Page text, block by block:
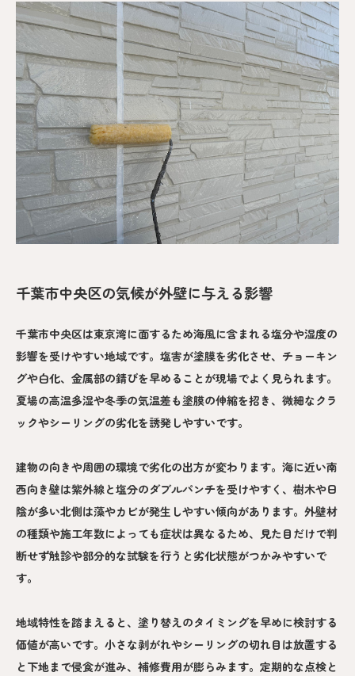
千葉市中央区の気候が外壁に与える影響
千葉市中央区は東京湾に面するため海風に含まれる塩分や湿度の
影響を受けやすい地域です。塩害が塗膜を劣化させ、チョーキン
グや白化、金属部の錆びを早めることが現場でよく見られます。
夏場の高温多湿や冬季の気温差も塗膜の伸縮を招き、微細なクラ
ックやシーリングの劣化を誘発しやすいです。
建物の向きや周囲の環境で劣化の出方が変わります。海に近い南
西向き壁は紫外線と塩分のダブルパンチを受けやすく、樹木や日
陰が多い北側は藻やカビが発生しやすい傾向があります。外壁材
の種類や施工年数によっても症状は異なるため、見た目だけで判
断せず触診や部分的な試験を行うと劣化状態がつかみやすいで
す。
地域特性を踏まえると、塗り替えのタイミングを早めに検討する
価値が高いです。小さな剥がれやシーリングの切れ目は放置する
と下地まで侵食が進み、補修費用が膨らみます。定期的な点検と